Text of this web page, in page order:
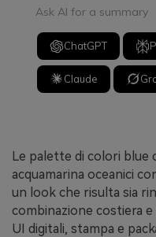
Ask AI for a summary
ChatGPT
Claude
Le palette di colori blue
acquamarina oceanici
un look che risulta sia
combinazione costiera
UI digitali, stampa e